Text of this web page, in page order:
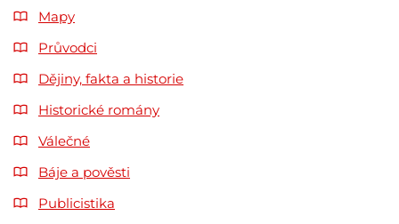
Mapy
Průvodci
Dějiny, fakta a historie
Historické romány
Válečné
Báje a pověsti
Publicistika